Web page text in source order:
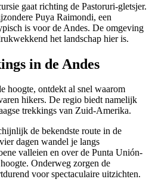
gaat richting de Pastoruri-gletsjer.
Puya Raimondi, een
is voor de Andes. De omgeving
het landschap hier is.
in de Andes
hoogte, ontdekt al snel waarom
hikers. De regio biedt namelijk
trekkings van Zuid-Amerika.
de bekendste route in de
dagen wandel je langs
valleien en over de Punta Unión-
Onderweg zorgen de
voor spectaculaire uitzichten.